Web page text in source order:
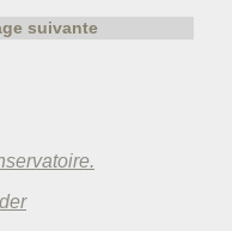
suivante